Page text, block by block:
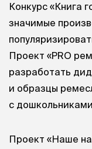
Конкурс «Книга
значимые
Проект «PRO
разработать
и образцы
с дошкольниками.
Проект «Наше